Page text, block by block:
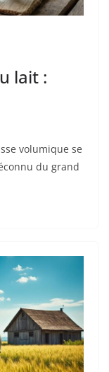
lait :
volumique se
du grand